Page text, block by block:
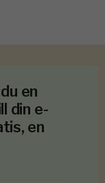
en
din e-
en